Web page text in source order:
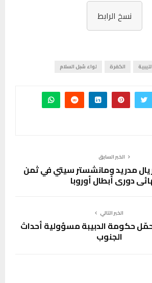
نسخ الرابط
الكفرة لواء سُبل السلام
الخبر السابق
مدريد ومانشستر سيتي في ثمن
دوري أبطال أوروبا
الخبر التالي
حكومة الدبيبة مسؤولية أحداث
الجنوب